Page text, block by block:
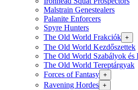
Malstrain Genestealers
Palanite Enforcers
Spyre Hunters
The Old World Frakciók +
The Old World Kezdőszettek
The Old World Szabályok és
The Old World Tereptárgyak
Forces of Fantasy +
Ravening Hordes +